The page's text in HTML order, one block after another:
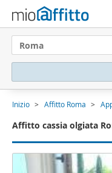
Roma
Inizio Affitto Roma
Affitto cassia olgiata